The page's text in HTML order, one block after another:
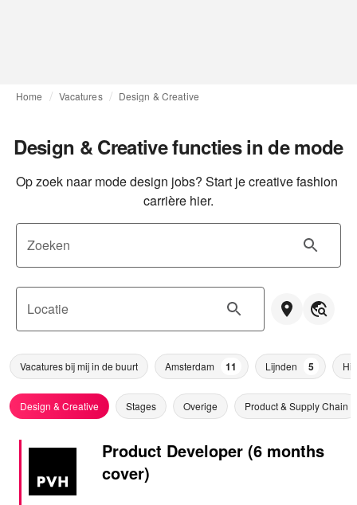
Home Vacatures Design & Creative
Design & Creative functies in de mode
Op zoek naar mode design jobs? Start je creative fashion
carrière hier.
Zoeken
Locatie
Vacatures bij mij in de buurt Amsterdam 11 Lijnden 5
Design & Creative Stages Overige Product & Supply Chain
Product Developer (6 months
cover)